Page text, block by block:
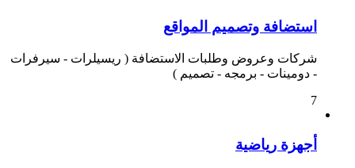
استضافة وتصميم المواقع
شركات وعروض وطلبات الاستضافة ( ريسيلرات - سيرفرات
- دومينات - برمجه - تصميم )
7
أجهزة رياضية